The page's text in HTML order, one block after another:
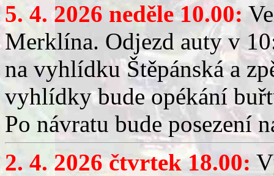
5. 4. 2026 neděle 10.00:
Merklína. Odjezd auty v
na vyhlídku Štěpánská a
vyhlídky bude opékání
Po návratu bude posezení
2. 4. 2026 čtvrtek 18.00: